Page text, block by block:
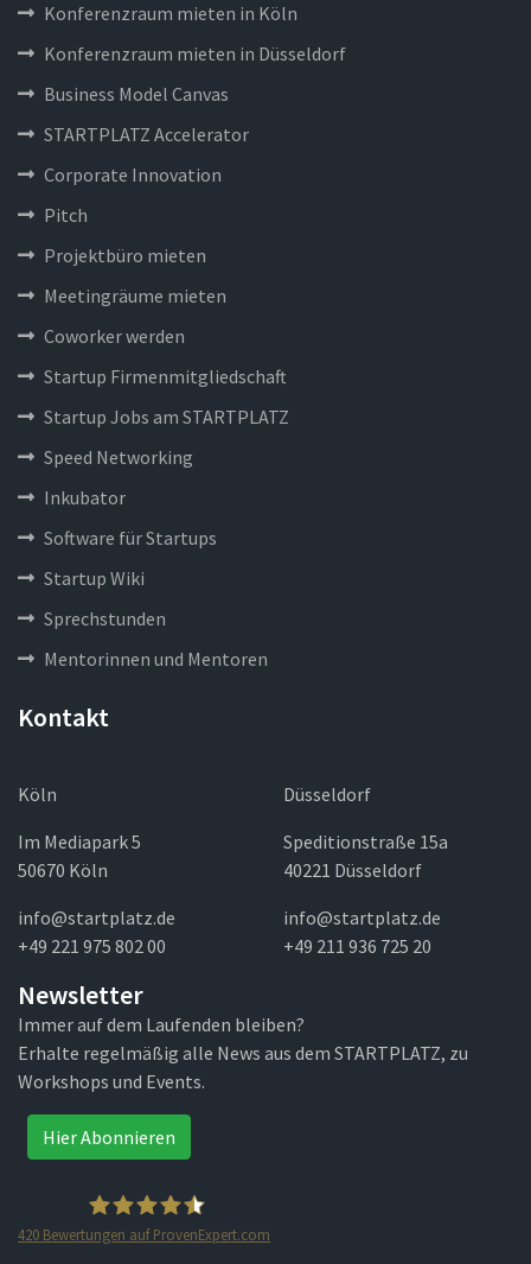
Konferenzraum mieten in Köln
Konferenzraum mieten in Düsseldorf
Business Model Canvas
STARTPLATZ Accelerator
Corporate Innovation
Pitch
Projektbüro mieten
Meetingräume mieten
Coworker werden
Startup Firmenmitgliedschaft
Startup Jobs am STARTPLATZ
Speed Networking
Inkubator
Software für Startups
Startup Wiki
Sprechstunden
Mentorinnen und Mentoren
Kontakt
Köln
Im Mediapark 5
50670 Köln
info@startplatz.de
+49 221 975 802 00
Düsseldorf
Speditionstraße 15a
40221 Düsseldorf
info@startplatz.de
+49 211 936 725 20
Newsletter
Immer auf dem Laufenden bleiben?
Erhalte regelmäßig alle News aus dem STARTPLATZ, zu
Workshops und Events.
Hier Abonnieren
420 Bewertungen auf ProvenExpert.com